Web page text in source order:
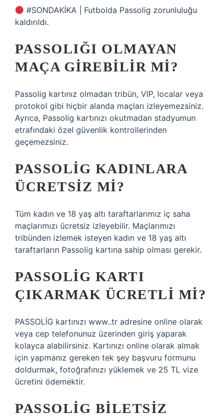
#SONDAKİKA | Futbolda Passolig zorunluluğu
kaldırıldı.
PASSOLIĞI OLMAYAN
MAÇA GIREBILIR MI?
Passolig kartınız olmadan tribün, VIP, localar veya
protokol gibi hiçbir alanda maçları izleyemezsiniz.
Ayrıca, Passolig kartınızı okutmadan stadyumun
etrafındaki özel güvenlik kontrollerinden
geçemezsiniz.
PASSOLIG KADINLARA
ÜCRETSIZ MI?
Tüm kadın ve 18 yaş altı taraftarlarımız iç saha
maçlarımızı ücretsiz izleyebilir. Maçlarımızı
tribünden izlemek isteyen kadın ve 18 yaş altı
taraftarların Passolig kartına sahip olması gerekir.
PASSOLIG KARTI
ÇIKARMAK ÜCRETLI MI?
PASSOLİG kartınızı www..tr adresine online olarak
veya cep telefonunuz üzerinden giriş yaparak
kolayca alabilirsiniz. Kartınızı online olarak almak
için yapmanız gereken tek şey başvuru formunu
doldurmak, fotoğrafınızı yüklemek ve 25 TL vize
ücretini ödemektir.
PASSOLIG BILETSIZ